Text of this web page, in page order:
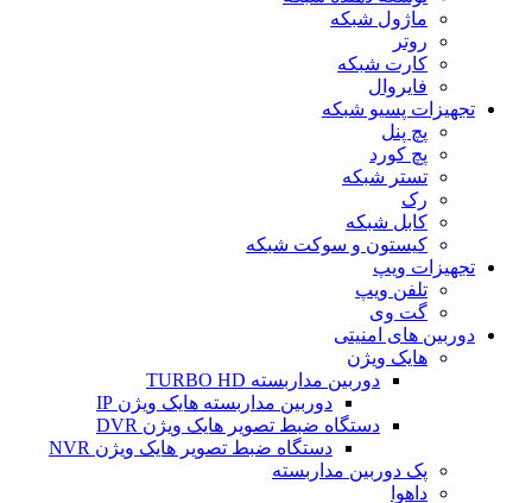
ماژول شبکه
روتر
کارت شبکه
فایروال
تجهیزات پسیو شبکه
پچ پنل
پچ کورد
تستر شبکه
رک
کابل شبکه
کیستون و سوکت شبکه
تجهیزات ویپ
تلفن ویپ
گت وی
دوربین های امنیتی
هایک ویژن
دوربین مداربسته TURBO HD
دوربین مداربسته هایک ویژن IP
دستگاه ضبط تصویر هایک ویژن DVR
دستگاه ضبط تصویر هایک ویژن NVR
پک دوربین مداربسته
داهوا